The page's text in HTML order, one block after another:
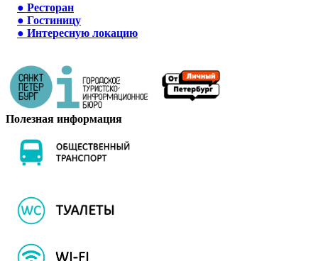
● Ресторан
● Гостиницу
● Интересную локацию
Полезная информация